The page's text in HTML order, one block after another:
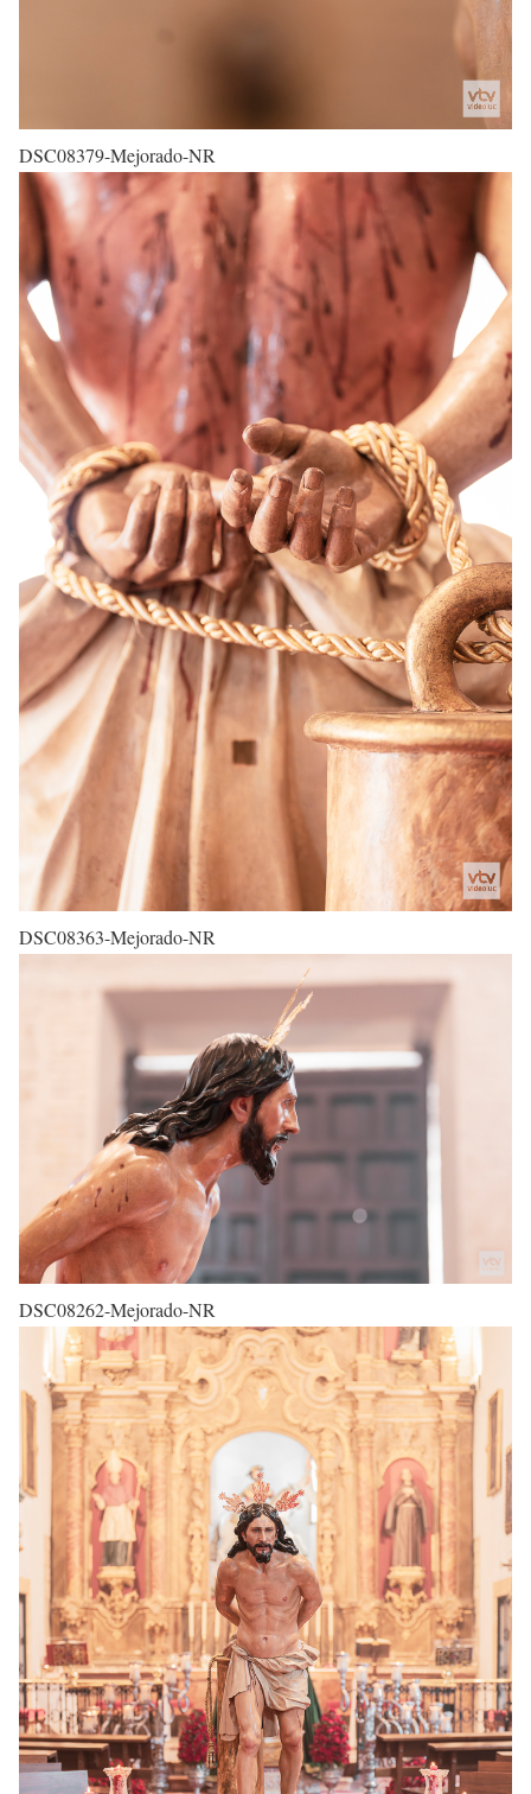
DSC08379-Mejorado-NR
DSC08363-Mejorado-NR
DSC08262-Mejorado-NR